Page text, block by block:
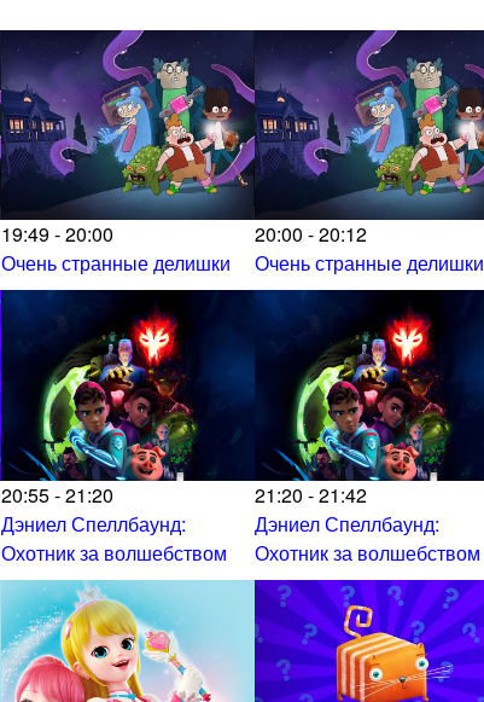
19:49 - 20:00
Очень странные делишки
20:00 - 20:12
Очень странные делишки
20:55 - 21:20
Дэниел Спеллбаунд:
Охотник за волшебством
21:20 - 21:42
Дэниел Спеллбаунд:
Охотник за волшебством